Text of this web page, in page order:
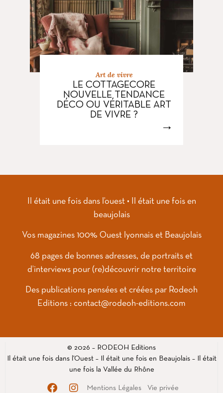
Art de vivre
LE COTTAGECORE
NOUVELLE TENDANCE
DÉCO OU VÉRITABLE ART
DE VIVRE ?
→
Il était une fois dans l’ouest • Il était une fois en
beaujolais
Vos magazines 100% Ouest lyonnais et Beaujolais
68 pages de bonnes adresses, de portraits et
d’interviews pour (re)découvrir notre territoire
Des publications pensées et créées par Rodeoh
Editions : contact@rodeoh-editions.com
© 2026 – RODEOH Editions
Il était une fois dans l’Ouest – Il était une fois en Beaujolais – Il était
une fois la Vallée du Rhône
Mentions Légales Vie privée